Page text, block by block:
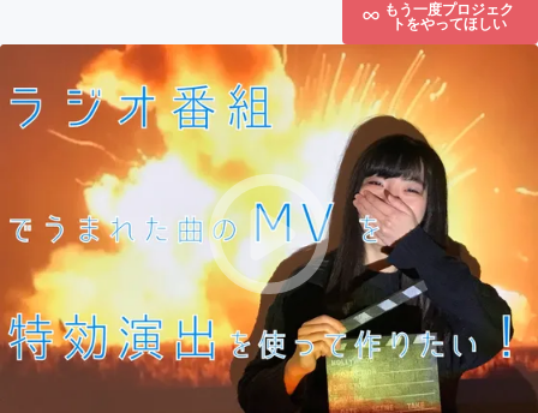
もう一度プロジェク
トをやってほしい